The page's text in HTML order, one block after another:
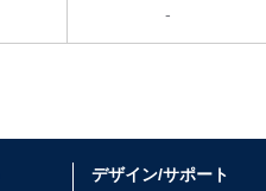
-
デザイン/サポート